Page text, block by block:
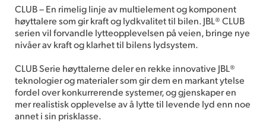
CLUB – En rimelig linje av multielement og komponent
høyttalere som gir kraft og lydkvalitet til bilen. JBL® CLUB
serien vil forvandle lytteopplevelsen på veien, bringe nye
nivåer av kraft og klarhet til bilens lydsystem.
CLUB Serie høyttalerne deler en rekke innovative JBL®
teknologier og materialer som gir dem en markant ytelse
fordel over konkurrerende systemer, og gjenskaper en
mer realistisk opplevelse av å lytte til levende lyd enn noe
annet i sin prisklasse.